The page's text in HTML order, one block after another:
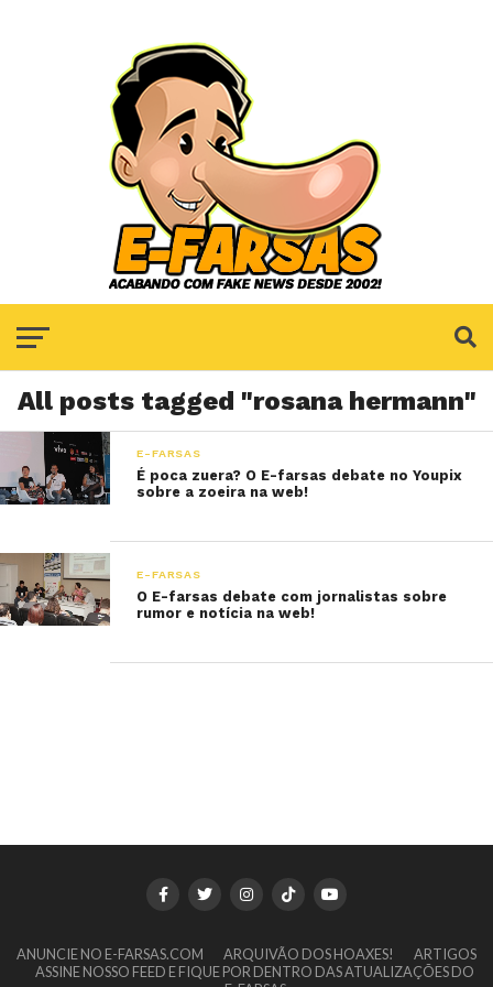
All posts tagged "rosana hermann"
E-FARSAS
É poca zuera? O E-farsas debate no Youpix
sobre a zoeira na web!
E-FARSAS
O E-farsas debate com jornalistas sobre
rumor e notícia na web!
ANUNCIE NO E-FARSAS.COM ARQUIVÃO DOS HOAXES!
ARTIGOS
ASSINE NOSSO FEED E FIQUE POR DENTRO DAS ATUALIZAÇÕES DO